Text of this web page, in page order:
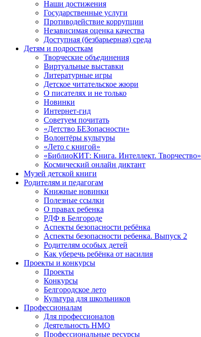
Наши достижения
Государственные услуги
Противодействие коррупции
Независимая оценка качества
Доступная (безбарьерная) среда
Детям и подросткам
Творческие объединения
Виртуальные выставки
Литературные игры
Детское читательское жюри
О писателях и не только
Новинки
Интернет-гид
Советуем почитать
«Детство БЕЗопасности»
Волонтёры культуры
«Лето с книгой»
«БиблиоКИТ: Книга. Интеллект. Творчество»
Космический онлайн диктант
Музей детской книги
Родителям и педагогам
Книжные новинки
Полезные ссылки
О правах ребенка
РДФ в Белгороде
Аспекты безопасности ребёнка
Аспекты безопасности ребенка. Выпуск 2
Родителям особых детей
Как уберечь ребёнка от насилия
Проекты и конкурсы
Проекты
Конкурсы
Белгородское лето
Культура для школьников
Профессионалам
Для профессионалов
Деятельность НМО
Профессиональные ресурсы